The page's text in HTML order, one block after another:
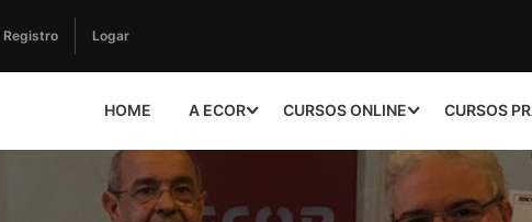
Registro Logar
HOME A ECOR CURSOS ONLINE CURSOS